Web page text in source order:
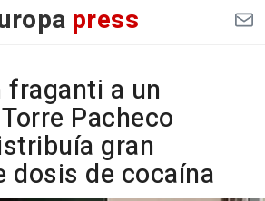
press
fraganti a un
Pacheco
gran
dosis de cocaína